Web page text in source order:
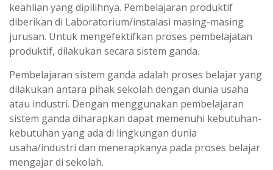
keahlian yang dipilihnya. Pembelajaran produktif
diberikan di Laboratorium/instalasi masing-masing
jurusan. Untuk mengefektifkan proses pembelajatan
produktif, dilakukan secara sistem ganda.
Pembelajaran sistem ganda adalah proses belajar yang
dilakukan antara pihak sekolah dengan dunia usaha
atau industri. Dengan menggunakan pembelajaran
sistem ganda diharapkan dapat memenuhi kebutuhan-
kebutuhan yang ada di lingkungan dunia
usaha/industri dan menerapkanya pada proses belajar
mengajar di sekolah.